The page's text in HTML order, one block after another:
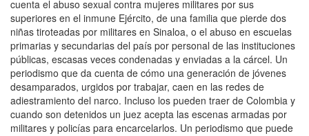
cuenta el abuso sexual contra mujeres militares por sus
superiores en el inmune Ejército, de una familia que pierde dos
niñas tiroteadas por militares en Sinaloa, o el abuso en escuelas
primarias y secundarias del país por personal de las instituciones
públicas, escasas veces condenadas y enviadas a la cárcel. Un
periodismo que da cuenta de cómo una generación de jóvenes
desamparados, urgidos por trabajar, caen en las redes de
adiestramiento del narco. Incluso los pueden traer de Colombia y
cuando son detenidos un juez acepta las escenas armadas por
militares y policías para encarcelarlos. Un periodismo que puede